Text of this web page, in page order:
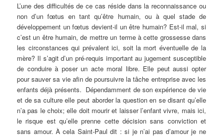
L’une des difficultés de ce cas réside dans la reconnaissance ou
non d’un fœtus en tant qu’être humain, ou à quel stade de
développement un fœtus devient-il un être humain? Est-il mal, si
c’est un être humain, de mettre un terme à cette grossesse dans
les circonstances qui prévalent ici, soit la mort éventuelle de la
mère? Il s’agit d’un pré-requis important au jugement susceptible
de conduire à poser un acte moral libre. Elle peut aussi opter
pour sauver sa vie afin de poursuivre la tâche entreprise avec les
enfants déjà présents. Dépendamment de son expérience de vie
et de sa culture elle peut aborder la question en se disant qu’elle
n’a pas le choix; elle doit mourir et laisser l’enfant vivre, mais ici,
le risque est qu’elle prenne cette décision sans conviction et
sans amour. À cela Saint-Paul dit : si je n’ai pas d’amour je ne